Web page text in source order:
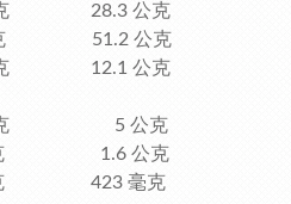
28.3 公克
51.2 公克
12.1 公克
克 5 公克
1.6 公克
毫克